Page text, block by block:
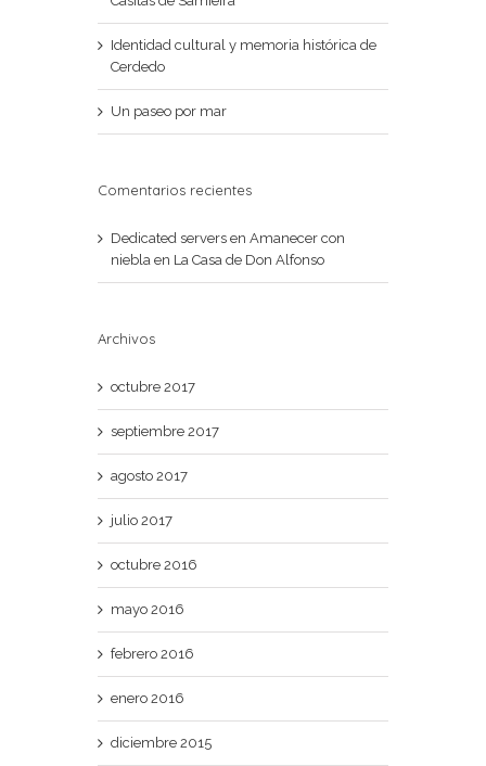
Identidad cultural y memoria histórica de
Cerdedo
Un paseo por mar
Comentarios recientes
Dedicated serversen Amanecer con
niebla en La Casa de Don Alfonso
Archivos
octubre 2017
septiembre 2017
agosto 2017
julio 2017
octubre 2016
mayo 2016
febrero 2016
enero 2016
diciembre 2015